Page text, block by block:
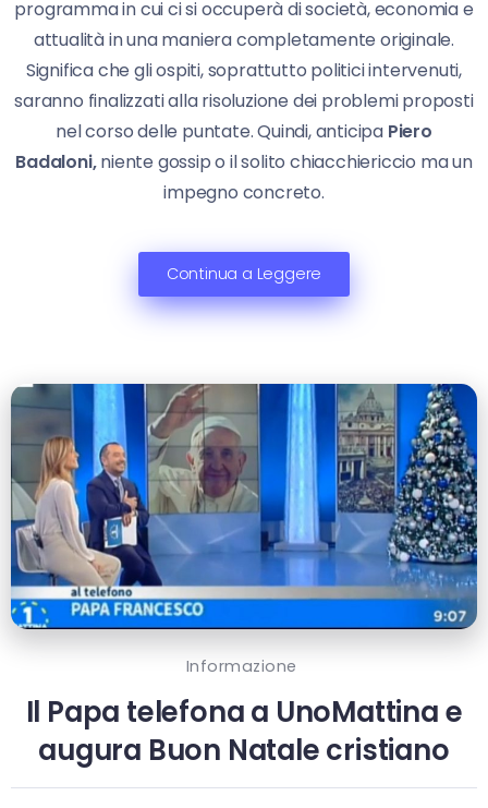
programma in cui ci si occuperà di società, economia e
attualità in una maniera completamente originale.
Significa che gli ospiti, soprattutto politici intervenuti,
saranno finalizzati alla risoluzione dei problemi proposti
nel corso delle puntate. Quindi, anticipa Piero
Badaloni,niente gossip o il solito chiacchiericcio ma un
impegno concreto.
Continua a Leggere
Informazione
Il Papa telefona a UnoMattina e
augura Buon Natale cristiano